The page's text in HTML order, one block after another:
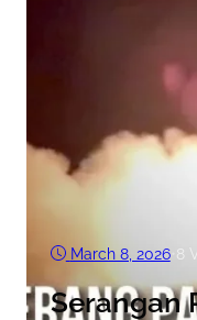
March 8, 2026• 8
Serangan